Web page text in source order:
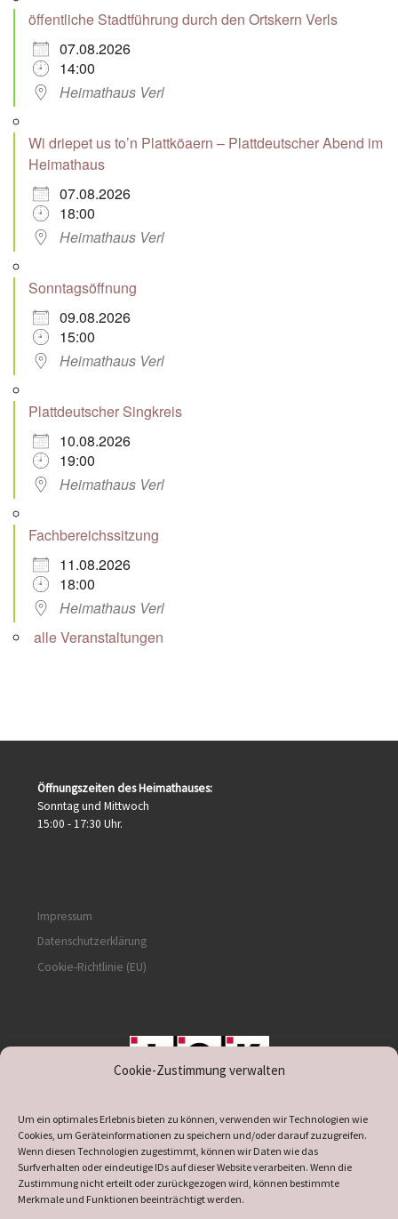
Cookie-Zustimmung verwalten
Um ein optimales Erlebnis bieten zu können, verwenden wir Technologien wie
Cookies, um Geräteinformationen zu speichern und/oder darauf zuzugreifen.
Wenn diesen Technologien zugestimmt, können wir Daten wie das
Surfverhalten oder eindeutige IDs auf dieser Website verarbeiten. Wenn die
Zustimmung nicht erteilt oder zurückgezogen wird, können bestimmte
Merkmale und Funktionen beeinträchtigt werden.
öffentliche Stadtführung durch den Ortskern Verls
07.08.2026
14:00
Heimathaus Verl
Wi driepet us to’n Plattköaern – Plattdeutscher Abend im
Heimathaus
07.08.2026
18:00
Heimathaus Verl
Sonntagsöffnung
09.08.2026
15:00
Heimathaus Verl
Plattdeutscher Singkreis
10.08.2026
19:00
Heimathaus Verl
Fachbereichssitzung
11.08.2026
18:00
Heimathaus Verl
alle Veranstaltungen
Öffnungszeiten des Heimathauses:
Sonntag und Mittwoch
15:00 - 17:30 Uhr.
Impressum
Datenschutzerklärung
Cookie-Richtlinie (EU)
supported by DÖ